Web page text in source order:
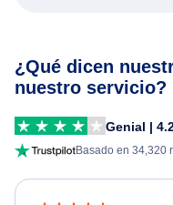
¿Qué dicen
nuestro servicio?
Genial |
Basado en 34,320